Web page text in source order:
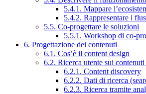
5.4.1. Mappare
5.4.2. Rappresentare i
5.5. Co-progettare le soluzioni
5.5.1. Workshop di co-
6. Progettazione dei contenuti
6.1. Cos’è il content design
6.2. Ricerca utente sui
6.2.1. Content discovery
6.2.2. Dati di ricerca
6.2.3. Ricerca tramite